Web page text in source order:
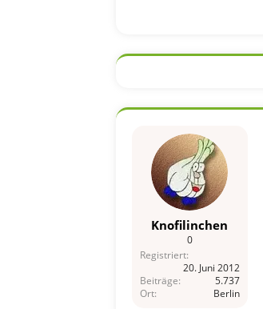
Knofilinchen
0
Registriert
20. Juni 2012
Beiträge
5.737
Ort
Berlin